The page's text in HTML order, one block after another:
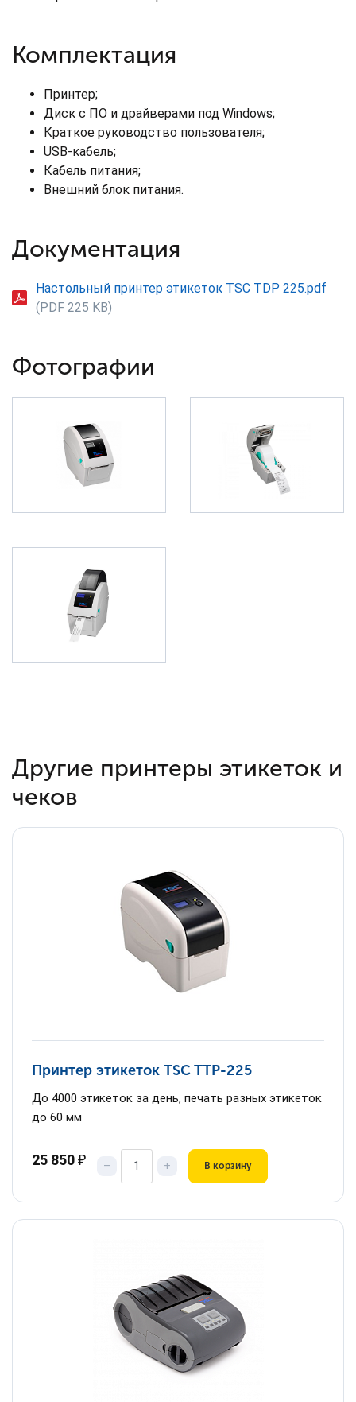
Комплектация
Принтер;
Диск с ПО и драйверами под Windows;
Краткое руководство пользователя;
USB-кабель;
Кабель питания;
Внешний блок питания.
Документация
Настольный принтер этикеток TSC TDP 225.pdf
(PDF 225 KB)
Фотографии
Другие принтеры этикеток и
чеков
Принтер этикеток TSC TТP-225
До 4000 этикеток за день, печать разных этикеток
до 60 мм
25 850₽ – + В корзину